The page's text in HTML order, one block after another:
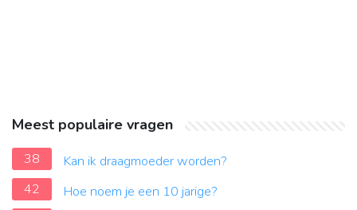
Meest populaire vragen
38
Kan ik draagmoeder worden?
42
Hoe noem je een 10 jarige?